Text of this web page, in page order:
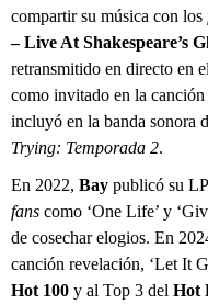
compartir su música con los
– Live At Shakespeare’s
retransmitido en directo en
como invitado en la canción
incluyó en la banda sonora
Trying: Temporada 2.
En 2022, Bay publicó su LP
fans como ‘One Life’ y
de cosechar elogios. En
canción revelación, ‘Let It
Hot 100 y al Top 3 del Hot